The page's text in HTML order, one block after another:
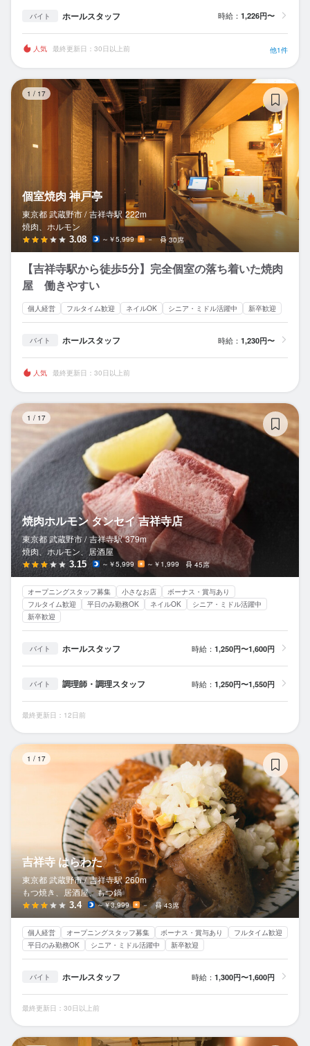
バイト ホールスタッフ 時給： 1,226円〜
人気 最終更新日：30日以上前 他1件
1 / 17
個室焼肉 神戸亭
東京都 武蔵野市 / 吉祥寺駅 222m
焼肉、ホルモン
3.08 ～￥5,999 － 30席
【吉祥寺駅から徒歩5分】完全個室の落ち着いた焼肉
屋 働きやすい
個人経営 フルタイム歓迎 ネイルOK シニア・ミドル活躍中 新卒歓迎
バイト ホールスタッフ 時給： 1,230円〜
人気 最終更新日：30日以上前
1 / 17
焼肉ホルモン タンセイ 吉祥寺店
東京都 武蔵野市 / 吉祥寺駅 379m
焼肉、ホルモン、居酒屋
3.15 ～￥5,999 ～￥1,999 45席
オープニングスタッフ募集 小さなお店
ボーナス・賞与あり
フルタイム歓迎
平日のみ勤務OK ネイルOK
シニア・ミドル活躍中
新卒歓迎
バイト ホールスタッフ 時給： 1,250円〜1,600円
バイト 調理師・調理スタッフ 時給： 1,250円〜1,550円
最終更新日：12日前
1 / 17
吉祥寺 はらわた
東京都 武蔵野市 / 吉祥寺駅 260m
もつ焼き、居酒屋、もつ鍋
3.4 ～￥3,999 － 43席
個人経営 オープニングスタッフ募集 ボーナス・賞与あり
フルタイム歓迎
平日のみ勤務OK
シニア・ミドル活躍中 新卒歓迎
バイト ホールスタッフ 時給： 1,300円〜1,600円
最終更新日：30日以上前